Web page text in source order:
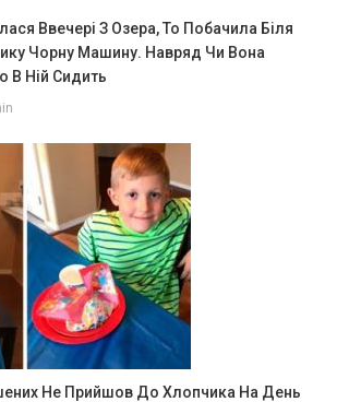
Ввечері З Озера, То Побачила Біля
Чорну Машину. Навряд Чи Вона
В Ній Сидить
Не Прийшов До Хлопчика На День